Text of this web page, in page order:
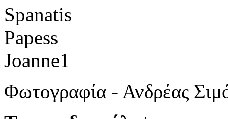
Φωτογραφία - Ανδρέας